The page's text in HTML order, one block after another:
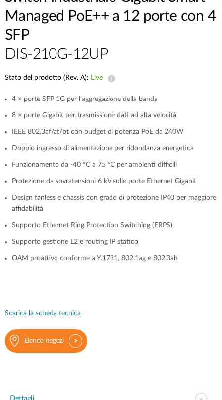
Managed PoE++ a 12 porte con 4
SFP
DIS-210G-12UP
Stato del prodotto (Rev. A): Live
4 × porte SFP 1G per l’aggregazione della banda
8 × porte Gigabit per trasmissione dati ad alta velocità
IEEE 802.3af/at/bt con budget di potenza PoE da 240W
Doppio ingresso di alimentazione per ridondanza energetica
Funzionamento da -40 °C a 75 °C per ambienti difficili
Protezione da sovratensioni 6 kV sulle porte Ethernet Gigabit
Design fanless e chassis con grado di protezione IP40 per maggiore
affidabilità
Supporto Ethernet Ring Protection Switching (ERPS)
Supporto gestione L2 e routing IP statico
OAM proattivo conforme a Y.1731, 802.1ag e 802.3ah
Scarica la scheda tecnica
Elenco negozi
Dettagli